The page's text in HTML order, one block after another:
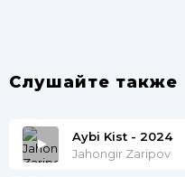
Слушайте также
Aybi Kist - 2024
Jahongir Zaripov